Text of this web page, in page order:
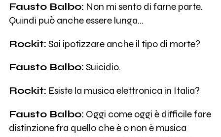
Fausto Balbo: Non mi sento di farne parte.
Quindi può anche essere lunga…
Rockit: Sai ipotizzare anche il tipo di morte?
Fausto Balbo: Suicidio.
Rockit: Esiste la musica elettronica in Italia?
Fausto Balbo: Oggi come oggi è difficile fare
distinzione fra quello che è o non è musica